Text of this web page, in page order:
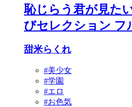
恥じらう君が見た
びセレクション フ
甜米らくれ
#美少女
#学園
#エロ
#お色気